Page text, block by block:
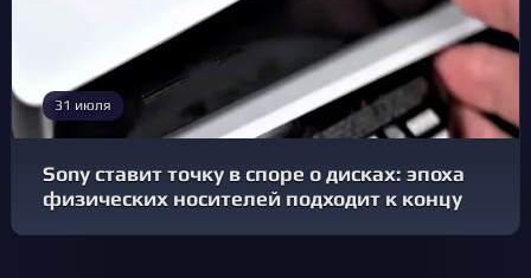
31 июля
Sony ставит точку в споре о дисках: эпоха
физических носителей подходит к концу